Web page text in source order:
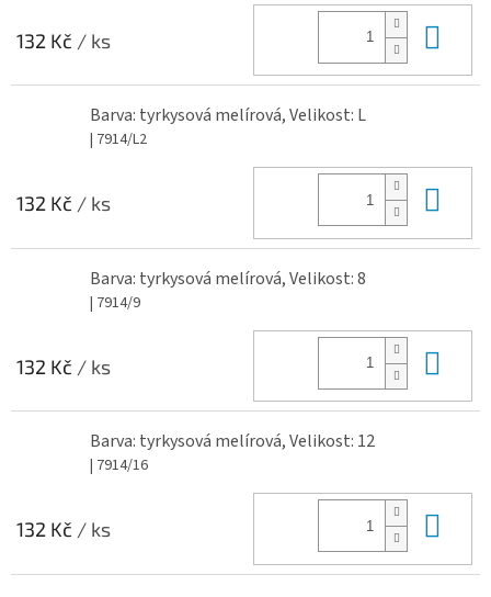
132 Kč / ks
Barva: tyrkysová melírová, Velikost: L
| 7914/L2
132 Kč / ks
Barva: tyrkysová melírová, Velikost: 8
| 7914/9
132 Kč / ks
Barva: tyrkysová melírová, Velikost: 12
| 7914/16
132 Kč / ks